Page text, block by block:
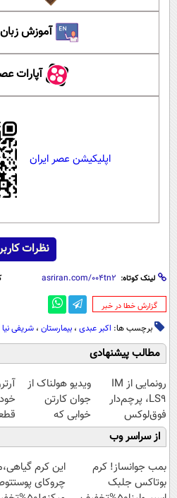
آموزش
آپارات
اپلیکیشن عصر ایران
نظرات
لینک کوتاه:
‌گزارش خطا در خبر
برچسب ها: اکبر عبدی ، بیمارستان ، شریفی نیا
مطالب پیشنهادی
رونمایی از IM
LS9، پرچم‌دار
فوق‌لوکس
EREV وارد بازار
ایران شد
ویدیو هولناک از
جوان کارتن
خوابی که
میلیاردر شد.
آموزش رایگان
از سراسر وب
بمب جوانساز! کرم
بوتاکس جلبک
این کرم
چروکای